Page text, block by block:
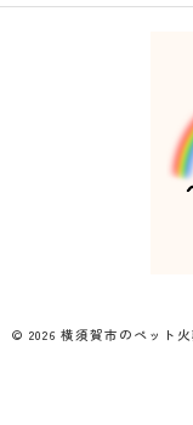
© 2026 横須賀市のペット